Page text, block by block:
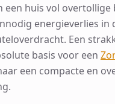
een huis vol overtollige
energieverlies in
Een
basis voor een
een compacte en